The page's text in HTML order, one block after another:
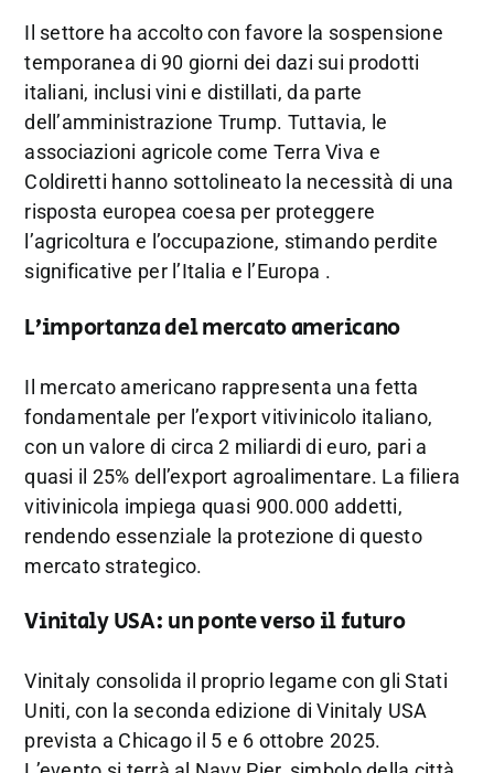
Il settore ha accoltoconfavore la sospensione
temporaneadi 90 giorni dei dazi sui prodotti
italiani, inclusiviniedistillati,da parte
dell’amministrazione Trump. Tuttavia, le
associazioni agricolecome TerraViva e
Coldiretti hanno sottolineato la necessità di una
risposta europea coesa per proteggere
l’agricolturae l’occupazione, stimando perdite
significative per l’Italia e l’Europa .
L’importanzadelmercatoamericano
Il mercato americano rappresenta unafetta
fondamentale per l’exportvitivinicolo italiano,
con unvaloredi circa2 miliardidieuro, pari a
quasi il 25% dell’export agroalimentare. Lafiliera
vitivinicola impiega quasi 900.000 addetti,
rendendo essenziale la protezionediquesto
mercato strategico.
VinitalyUSA: unponteversoilfuturo
Vinitaly consolida il proprio legamecon gliStati
Uniti,con la secondaedizione diVinitaly USA
prevista a Chicago il 5 e 6 ottobre2025.